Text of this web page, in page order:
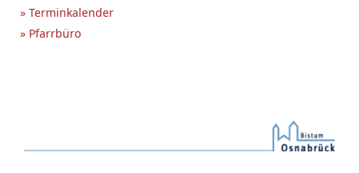
» Terminkalender
» Pfarrbüro